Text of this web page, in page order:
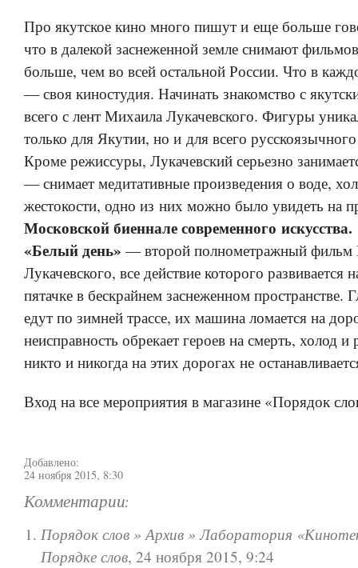
Про якутское кино много пишут и еще больше
что в далекой заснеженной земле снимают
больше, чем во всей остальной России. Что в
— своя киностудия. Начинать знакомство с
всего с лент Михаила Лукачевского. Фигуры
только для Якутии, но и для всего
Кроме режиссуры, Лукачевский серьезно
— снимает медитативные произведения о воде,
жестокости, одно из них можно было увидеть на
Московской биеннале современного искусства.
«Белый день» — второй полнометражный фильм
Лукачевского, все действие которого развивается
пятачке в бескрайнем заснеженном пространстве.
едут по зимней трассе, их машина ломается на
неисправность обрекает героев на смерть, холод
никто и никогда на этих дорогах не
Вход на все мероприятия в магазине «Порядок
Добавлено:
24 ноября 2015, 8:30
Комментарии:
Порядок слов » Архив » Лаборатория
Порядке слов,24 ноября 2015, 9:24